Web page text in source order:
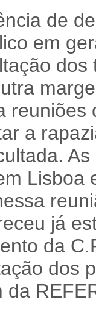
de
em
a
Lisboa
já
da
dos
da